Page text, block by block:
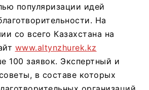
популяризации идей
На
со всего Казахстана на
www.altynzhurek.kz
100 заявок. Экспертный и
в составе которых